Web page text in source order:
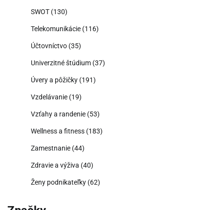
SWOT (130)
Telekomunikácie (116)
Účtovníctvo (35)
Univerzitné štúdium (37)
Úvery a pôžičky (191)
Vzdelávanie (19)
Vzťahy a randenie (53)
Wellness a fitness (183)
Zamestnanie (44)
Zdravie a výživa (40)
Ženy podnikateľky (62)